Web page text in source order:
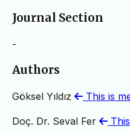
Journal Section
-
Authors
Göksel Yıldız This is
Doç. Dr. Seval Fer